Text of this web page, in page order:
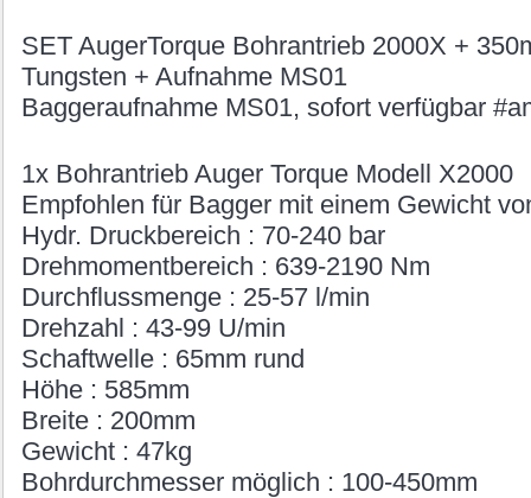
SET AugerTorque Bohrantrieb 2000X +
Tungsten + Aufnahme MS01
Baggeraufnahme MS01, sofort verfügbar
1x Bohrantrieb Auger Torque Modell X2000
Empfohlen für Bagger mit einem Gewicht
Hydr. Druckbereich : 70-240 bar
Drehmomentbereich : 639-2190 Nm
Durchflussmenge : 25-57 l/min
Drehzahl : 43-99 U/min
Schaftwelle : 65mm rund
Höhe : 585mm
Breite : 200mm
Gewicht : 47kg
Bohrdurchmesser möglich : 100-450mm